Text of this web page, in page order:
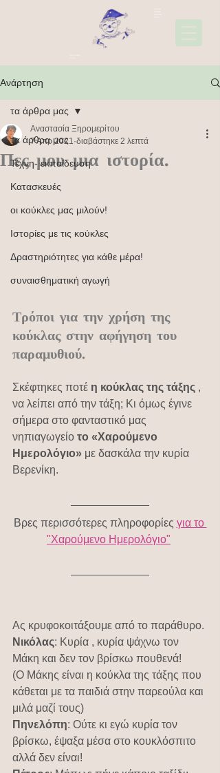
Ανάρτηση
τα άρθρα μας
Τέχνη- εκπαίδευση
Κατασκευές
οι κούκλες μας μιλούν!
Ιστορίες με τις κούκλες
Δραστηριότητες για κάθε μέρα!
συναισθηματική αγωγή
τα άρθρα μας
Πες μου μια ιστορία.
Αναστασία Ξηρομερίτου
7 Απρ 2021 διαβάστηκε 2 λεπτά
Τρόποι για την χρήση της
κούκλας στην αφήγηση του
παραμυθιού.
Σκέφτηκες ποτέ η κούκλας της τάξης ,
να λείπει από την τάξη; Κι όμως έγινε
σήμερα στο φανταστικό μας
νηπιαγωγείο το «Χαρούμενο
Ημερολόγιο» με δασκάλα την κυρία
Βερενίκη.
Βρες περισσότερες πληροφορίες για το
"Χαρούμενο Ημερολόγιο"
Ας κρυφοκοιτάξουμε από το παράθυρο.
Νικόλας: Κυρία , κυρία ψάχνω τον
Μάκη και δεν τον βρίσκω πουθενά!
(Ο Μάκης είναι η κούκλα της τάξης που
κάθεται με τα παιδιά στην παρεούλα και
μιλά μαζί τους)
Πηνελόπη: Ούτε κι εγώ κυρία τον
βρίσκω, έψαξα μέσα στο κουκλόσπιτο
αλλά δεν είναι!